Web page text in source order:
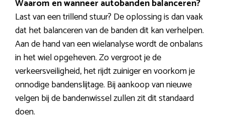
Waarom en wanneer autobanden balanceren?
Last van een trillend stuur? De oplossing is dan vaak
dat het balanceren van de banden dit kan verhelpen.
Aan de hand van een wielanalyse wordt de onbalans
in het wiel opgeheven. Zo vergroot je de
verkeersveiligheid, het rijdt zuiniger en voorkom je
onnodige bandenslijtage. Bij aankoop van nieuwe
velgen bij de bandenwissel zullen zit dit standaard
doen.